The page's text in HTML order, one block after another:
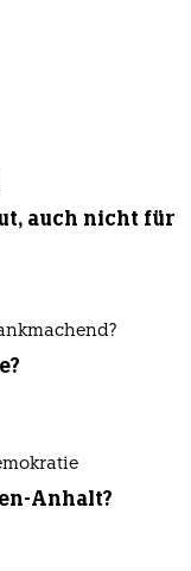
auch nicht für
Anhalt?